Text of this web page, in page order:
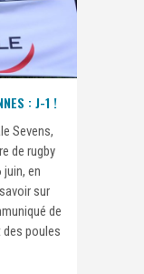
: J-1 !
Sevens,
de rugby
juin, en
sur
de
poules